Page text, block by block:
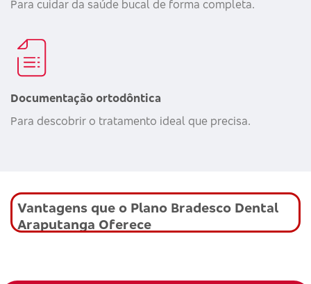
Para cuidar da saúde bucal de forma completa.
Documentação ortodôntica
Para descobrir o tratamento ideal que precisa.
Vantagens que o Plano Bradesco Dental
Araputanga Oferece